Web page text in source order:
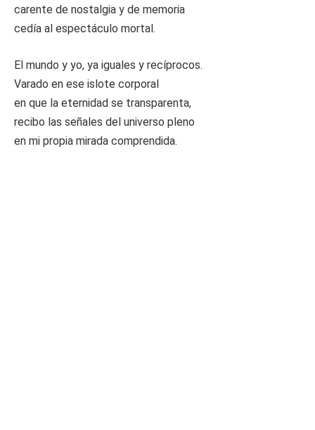
carente de nostalgia y de memoria
cedía al espectáculo mortal.
El mundo y yo, ya iguales y recíprocos.
Varado en ese islote corporal
en que la eternidad se transparenta,
recibo las señales del universo pleno
en mi propia mirada comprendida.